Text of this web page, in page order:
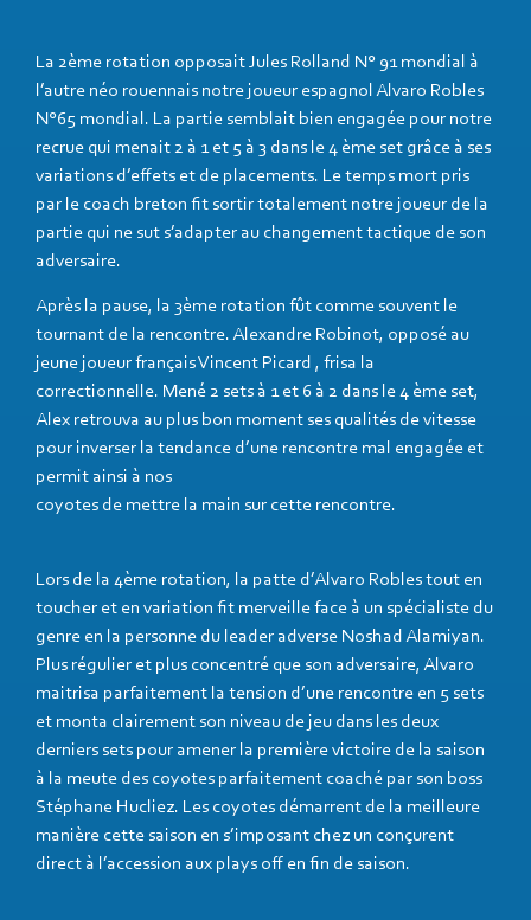
La 2ème rotation opposait Jules Rolland N° 91 mondial à
l’autre néo rouennais notre joueur espagnol Alvaro Robles
N°65 mondial. La partie semblait bien engagée pour notre
recrue qui menait 2 à 1 et 5 à 3 dans le 4 ème set grâce à ses
variations d’effets et de placements. Le temps mort pris
par le coach breton fit sortir totalement notre joueur de la
partie qui ne sut s’adapter au changement tactique de son
adversaire.
Après la pause, la 3ème rotation fût comme souvent le
tournant de la rencontre. Alexandre Robinot, opposé au
jeune joueur français Vincent Picard , frisa la
correctionnelle. Mené 2 sets à 1 et 6 à 2 dans le 4 ème set,
Alex retrouva au plus bon moment ses qualités de vitesse
pour inverser la tendance d’une rencontre mal engagée et
permit ainsi à nos
coyotes de mettre la main sur cette rencontre.
Lors de la 4ème rotation, la patte d’Alvaro Robles tout en
toucher et en variation fit merveille face à un spécialiste du
genre en la personne du leader adverse Noshad Alamiyan.
Plus régulier et plus concentré que son adversaire, Alvaro
maitrisa parfaitement la tension d’une rencontre en 5 sets
et monta clairement son niveau de jeu dans les deux
derniers sets pour amener la première victoire de la saison
à la meute des coyotes parfaitement coaché par son boss
Stéphane Hucliez. Les coyotes démarrent de la meilleure
manière cette saison en s’imposant chez un conçurent
direct à l’accession aux plays off en fin de saison.